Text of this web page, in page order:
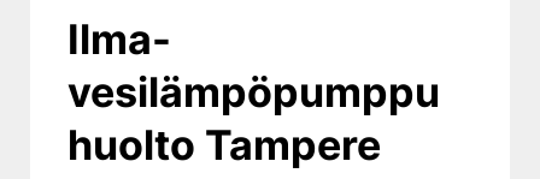
contentIlma-
vesilämpöpumppu
huolto Tampere